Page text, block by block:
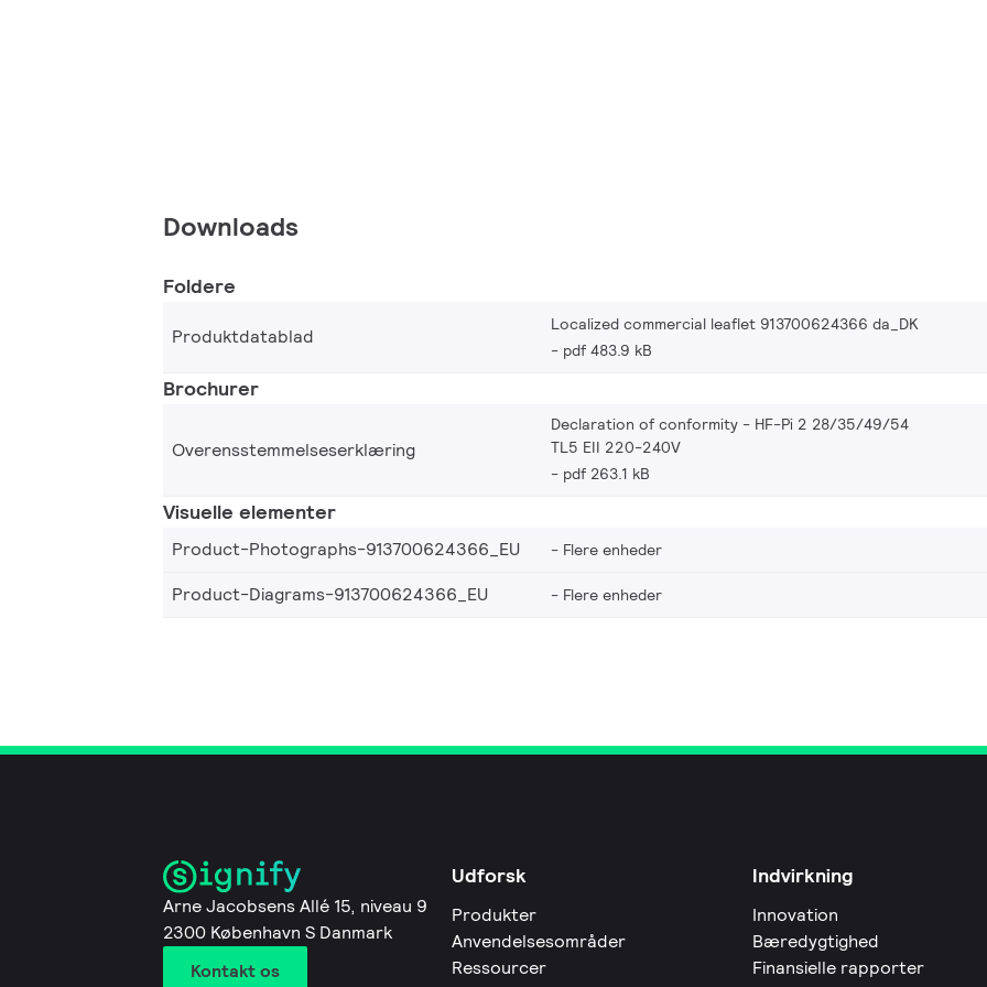
Downloads
Foldere
Produktdatablad
Localized commercial leaflet 913700624366 da_DK
pdf 483.9 kB
Brochurer
Overensstemmelseserklæring
Declaration of conformity - HF-Pi 2 28/35/49/54
TL5 EII 220-240V
pdf 263.1 kB
Visuelle elementer
Product-Photographs-913700624366_EU Flere enheder
Product-Diagrams-913700624366_EU
Flere enheder
Arne Jacobsens Allé 15, niveau 9
2300 København S Danmark
Kontakt os
Udforsk
Produkter
Anvendelsesområder
Ressourcer
Indvirkning
Innovation
Bæredygtighed
Finansielle rapporter